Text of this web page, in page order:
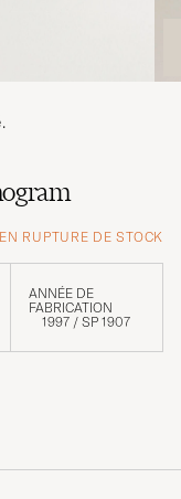
EN RUPTURE DE STOCK
ANNÉE DE
FABRICATION
1997 / SP 1907